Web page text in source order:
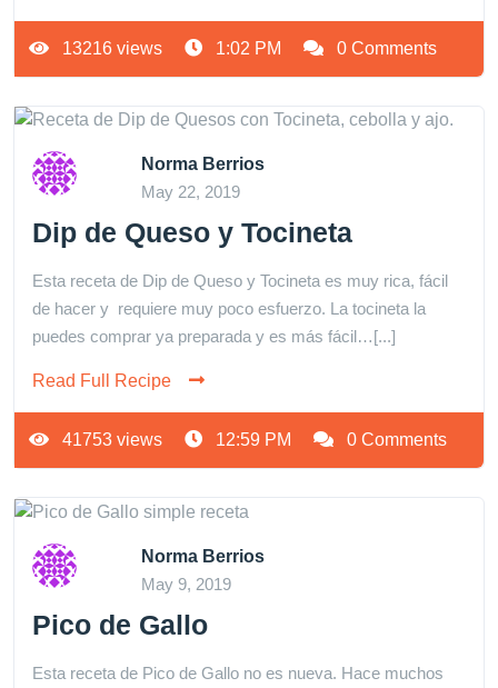
13216 views 1:02 PM 0 Comments
Norma Berrios
May 22, 2019
Dip de Queso y Tocineta
Esta receta de Dip de Queso y Tocineta es muy rica, fácil
de hacer y requiere muy poco esfuerzo. La tocineta la
puedes comprar ya preparada y es más fácil…[...]
Read Full Recipe
41753 views 12:59 PM 0 Comments
Norma Berrios
May 9, 2019
Pico de Gallo
Esta receta de Pico de Gallo no es nueva. Hace muchos